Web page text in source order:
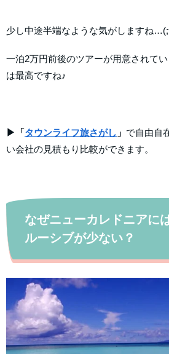
少し中途半端なような気がしますね
一泊2万円前後のツアーが用意されて
は最高ですね♪
▶「タウンライフ旅さがし 」 で自由自
い会社の見積もり比較ができます。
なぜニューカレドニアに
ルーシブが少ない？